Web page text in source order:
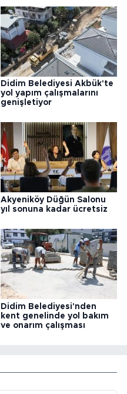
Didim Belediyesi Akbük'te
yol yapım çalışmalarını
genişletiyor
Akyeniköy Düğün Salonu
yıl sonuna kadar ücretsiz
Didim Belediyesi'nden
kent genelinde yol bakım
ve onarım çalışması